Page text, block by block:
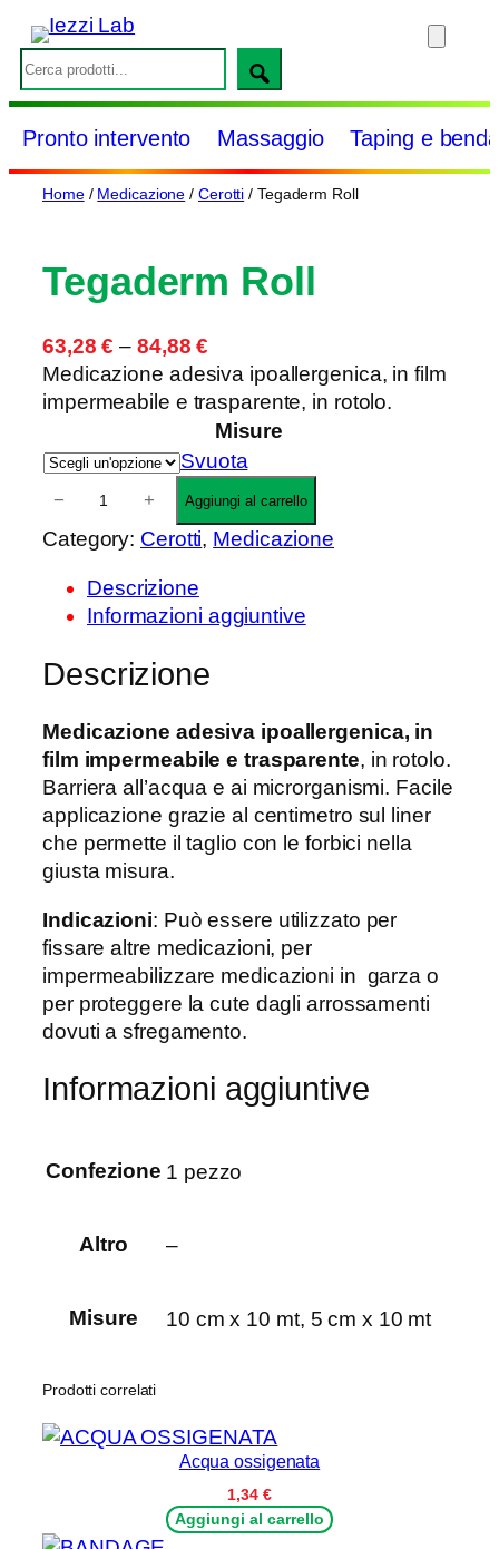
Vai
al
contenuto
S
e
r
c
Pronto intervento Massaggio Taping e
Home/ Medicazione / Cerotti / Tegaderm Roll
Tegaderm Roll
63,28€ – 84,88€
a
s
c
i
a
d
e
z
:
d
a
6
3
8
€
a
8
,
Medicazione adesiva ipoallergenica, in film
impermeabile e trasparente, in rotolo.
Misure
Svuota
g
m
o
l
l
q
u
a
t
i
t
à
− + Aggiungi al carrello
Category: Cerotti, Medicazione
Descrizione
Informazioni aggiuntive
Descrizione
Medicazione adesiva ipoallergenica, in
film impermeabile e trasparente, in rotolo.
Barriera all’acqua e ai microrganismi. Facile
applicazione grazie al centimetro sul liner
che permette il taglio con le forbici nella
giusta misura.
Indicazioni: Può essere utilizzato per
fissare altre medicazioni, per
impermeabilizzare medicazioni in garza o
per proteggere la cute dagli arrossamenti
dovuti a sfregamento.
Informazioni aggiuntive
Confezione 1 pezzo
Altro –
Misure 10 cm x 10 mt, 5 cm x 10 mt
Prodotti correlati
Acqua ossigenata
1,34 €
Aggiungi al carrello